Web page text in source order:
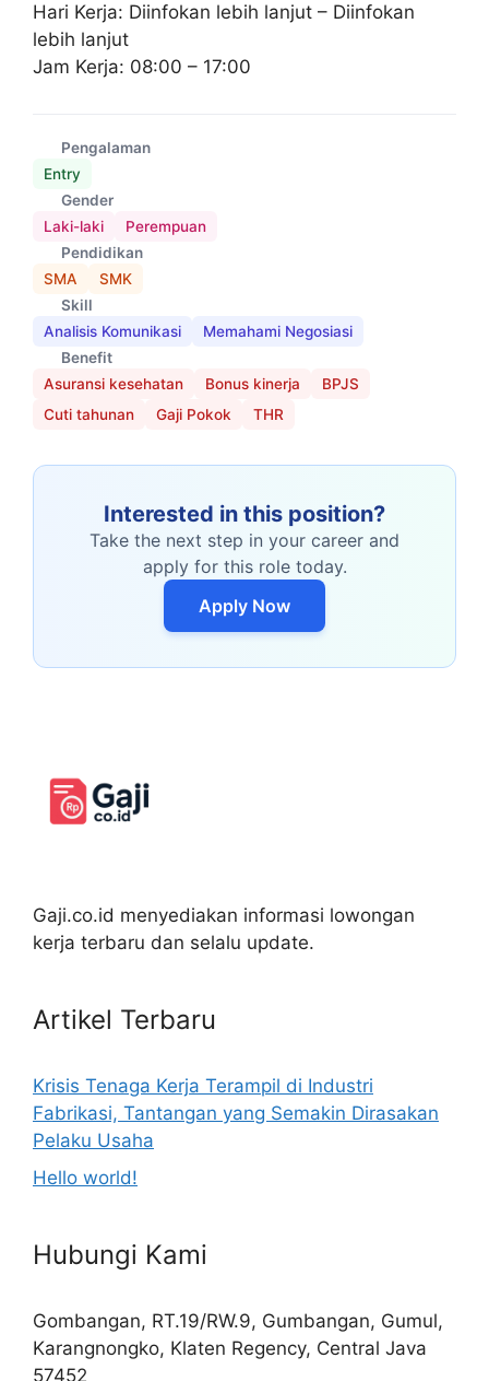
Hari Kerja: Diinfokan lebih lanjut – Diinfokan
lebih lanjut
Jam Kerja: 08:00 – 17:00
Pengalaman
Entry
Gender
Laki-laki
Perempuan
Pendidikan
SMA
SMK
Skill
Analisis Komunikasi
Memahami Negosiasi
Benefit
Asuransi kesehatan
Bonus kinerja
BPJS
Cuti tahunan
Gaji Pokok THR
Interested in this position?
Take the next step in your career and
apply for this role today.
Apply Now
Gaji.co.id menyediakan informasi lowongan
kerja terbaru dan selalu update.
Artikel Terbaru
Krisis Tenaga Kerja Terampil di Industri
Fabrikasi, Tantangan yang Semakin Dirasakan
Pelaku Usaha
Hello world!
Hubungi Kami
Gombangan, RT.19/RW.9, Gumbangan, Gumul,
Karangnongko, Klaten Regency, Central Java
57452